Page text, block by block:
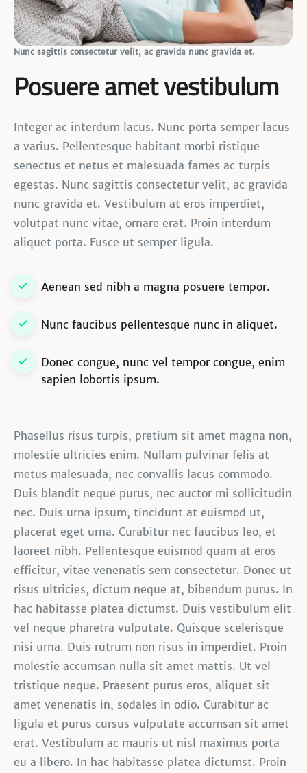
Nunc sagittis consectetur velit, ac gravida nunc gravida et.
Posuere amet vestibulum
Integer ac interdum lacus. Nunc porta semper lacus
a varius. Pellentesque habitant morbi ristique
senectus et netus et malesuada fames ac turpis
egestas. Nunc sagittis consectetur velit, ac gravida
nunc gravida et. Vestibulum at eros imperdiet,
volutpat nunc vitae, ornare erat. Proin interdum
aliquet porta. Fusce ut semper ligula.
Aenean sed nibh a magna posuere tempor.
Nunc faucibus pellentesque nunc in aliquet.
Donec congue, nunc vel tempor congue, enim
sapien lobortis ipsum.
Phasellus risus turpis, pretium sit amet magna non,
molestie ultricies enim. Nullam pulvinar felis at
metus malesuada, nec convallis lacus commodo.
Duis blandit neque purus, nec auctor mi sollicitudin
nec. Duis urna ipsum, tincidunt at euismod ut,
placerat eget urna. Curabitur nec faucibus leo, et
laoreet nibh. Pellentesque euismod quam at eros
efficitur, vitae venenatis sem consectetur. Donec ut
risus ultricies, dictum neque at, bibendum purus. In
hac habitasse platea dictumst. Duis vestibulum elit
vel neque pharetra vulputate. Quisque scelerisque
nisi urna. Duis rutrum non risus in imperdiet. Proin
molestie accumsan nulla sit amet mattis. Ut vel
tristique neque. Praesent purus eros, aliquet sit
amet venenatis in, sodales in odio. Curabitur ac
ligula et purus cursus vulputate accumsan sit amet
erat. Vestibulum ac mauris ut nisl maximus porta
eu a libero. In hac habitasse platea dictumst. Proin